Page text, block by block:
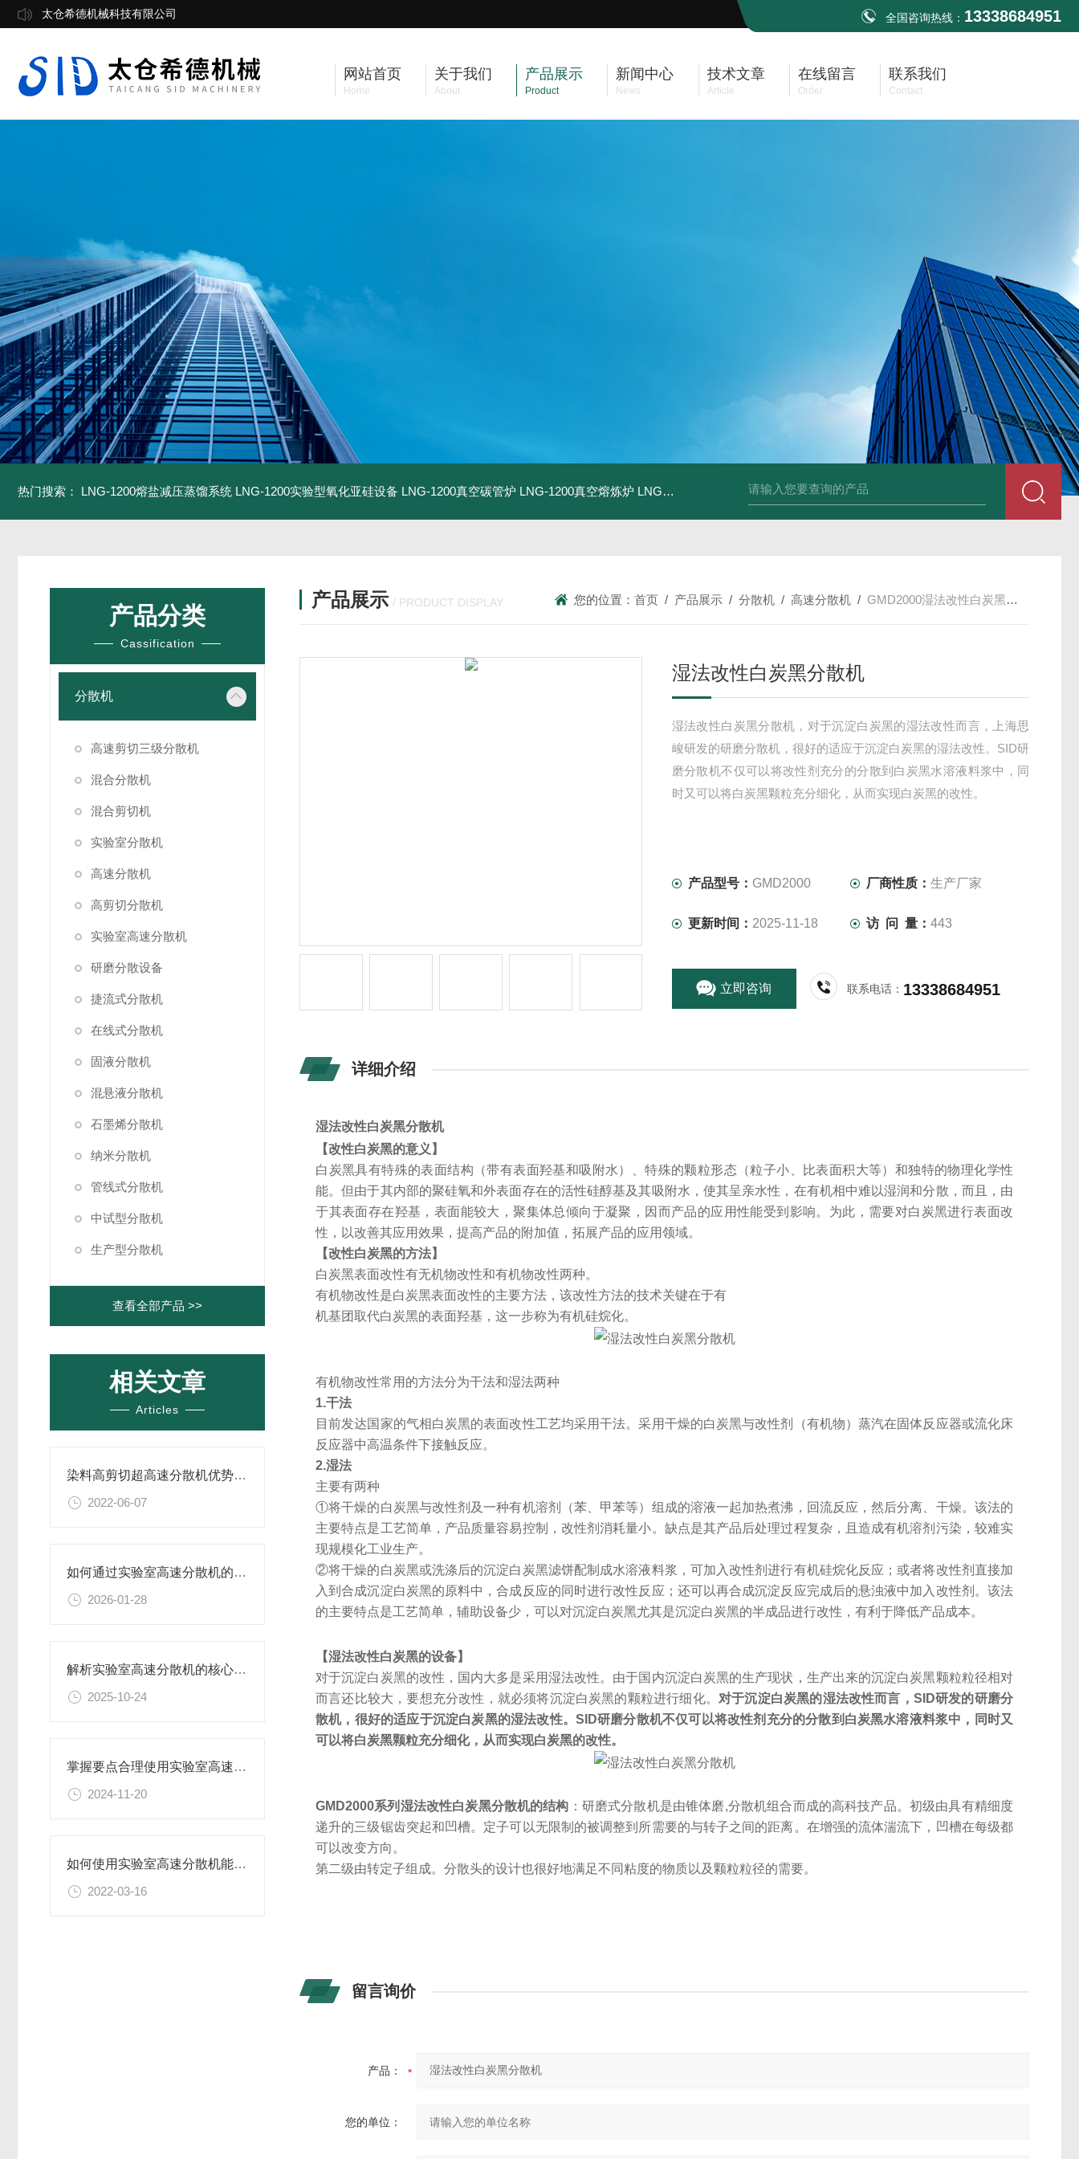
太仓希德机械科技有限公司 全国咨询热线： 13338684951
网站首页
Home
关于我们
About
产品展示
Product
新闻中心
News
技术文章
Article
在线留言
Order
联系我们
Contact
热门搜索： LNG-1200熔盐减压蒸馏系统 LNG-1200实验型氧化亚硅设备 LNG-1200真空碳管炉 LNG-1200真空熔炼炉 LNG-1200真空热压炉 LNG-1200真空钨丝炉 LNHZ-1200
产品分类
Cassification
分散机
高速剪切三级分散机
混合分散机
混合剪切机
实验室分散机
高速分散机
高剪切分散机
实验室高速分散机
研磨分散设备
捷流式分散机
在线式分散机
固液分散机
混悬液分散机
石墨烯分散机
纳米分散机
管线式分散机
中试型分散机
生产型分散机
查看全部产品 >>
相关文章
Articles
染料高剪切超高速分散机优势体现在哪些方面？
2022-06-07
如何通过实验室高速分散机的工艺参数优化提升产品分散细度与稳定性
2026-01-28
解析实验室高速分散机的核心构造及原理
2025-10-24
掌握要点合理使用实验室高速分散机
2024-11-20
如何使用实验室高速分散机能保证其良好工作状态？
2022-03-16
产品展示 / PRODUCT DISPLAY 您的位置：首页 / 产品展示 /分散机 /高速分散机 / GMD2000湿法改性白炭黑分散机
湿法改性白炭黑分散机
湿法改性白炭黑分散机，对于沉淀白炭黑的湿法改性而言，上海思
峻研发的研磨分散机，很好的适应于沉淀白炭黑的湿法改性。SID研
磨分散机不仅可以将改性剂充分的分散到白炭黑水溶液料浆中，同
时又可以将白炭黑颗粒充分细化，从而实现白炭黑的改性。
产品型号： GMD2000 厂商性质：生产厂家
更新时间： 2025-11-18 访 问 量：443
立即咨询 联系电话： 13338684951
详细介绍
湿法改性白炭黑分散机
【改性白炭黑的意义】
白炭黑具有特殊的表面结构（带有表面羟基和吸附水）、特殊的颗粒形态（粒子小、比表面积大等）和独特的物理化学性
能。但由于其内部的聚硅氧和外表面存在的活性硅醇基及其吸附水，使其呈亲水性，在有机相中难以湿润和分散，而且，由
于其表面存在羟基，表面能较大，聚集体总倾向于凝聚，因而产品的应用性能受到影响。为此，需要对白炭黑进行表面改
性，以改善其应用效果，提高产品的附加值，拓展产品的应用领域。
【改性白炭黑的方法】
白炭黑表面改性有无机物改性和有机物改性两种。
有机物改性是白炭黑表面改性的主要方法，该改性方法的技术关键在于有
机基团取代白炭黑的表面羟基，这一步称为有机硅烷化。
有机物改性常用的方法分为干法和湿法两种
1.干法
目前发达国家的气相白炭黑的表面改性工艺均采用干法。采用干燥的白炭黑与改性剂（有机物）蒸汽在固体反应器或流化床
反应器中高温条件下接触反应。
2.湿法
主要有两种
①将干燥的白炭黑与改性剂及一种有机溶剂（苯、甲苯等）组成的溶液一起加热煮沸，回流反应，然后分离、干燥。该法的
主要特点是工艺简单，产品质量容易控制，改性剂消耗量小。缺点是其产品后处理过程复杂，且造成有机溶剂污染，较难实
现规模化工业生产。
②将干燥的白炭黑或洗涤后的沉淀白炭黑滤饼配制成水溶液料浆，可加入改性剂进行有机硅烷化反应；或者将改性剂直接加
入到合成沉淀白炭黑的原料中，合成反应的同时进行改性反应；还可以再合成沉淀反应完成后的悬浊液中加入改性剂。该法
的主要特点是工艺简单，辅助设备少，可以对沉淀白炭黑尤其是沉淀白炭黑的半成品进行改性，有利于降低产品成本。
【湿法改性白炭黑的设备】
对于沉淀白炭黑的改性，国内大多是采用湿法改性。由于国内沉淀白炭黑的生产现状，生产出来的沉淀白炭黑颗粒粒径相对
而言还比较大，要想充分改性，就必须将沉淀白炭黑的颗粒进行细化。 对于沉淀白炭黑的湿法改性而言，SID研发的研磨分
散机，很好的适应于沉淀白炭黑的湿法改性。SID研磨分散机不仅可以将改性剂充分的分散到白炭黑水溶液料浆中，同时又
可以将白炭黑颗粒充分细化，从而实现白炭黑的改性。
GMD2000系列 湿法改性白炭黑分散机的结构 ： 研磨式分散机是由锥体磨,分散机组合而成的高科技产品。 初级由具有精细度
递升的三级锯齿突起和凹槽。定子可以无限制的被调整到所需要的与转子之间的距离。在增强的流体湍流下，凹槽在每级都
可以改变方向。
第二级由转定子组成。分散头的设计也很好地满足不同粘度的物质以及颗粒粒径的需要。
留言询价
产品：
您的单位：